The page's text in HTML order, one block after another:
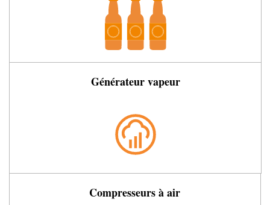
Générateur vapeur
Compresseurs à air